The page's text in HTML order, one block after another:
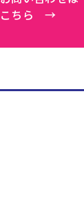
こちら →